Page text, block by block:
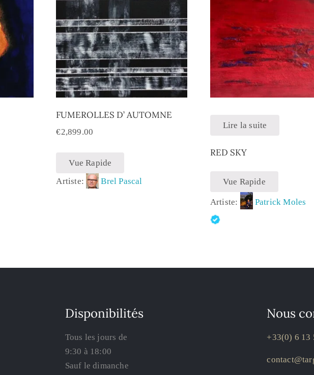
FUMEROLLES D’ AUTOMNE
€2,899.00
Vue Rapide
Artiste:
Brel Pascal
Lire la suite
RED SKY
Vue Rapide
Artiste: Patrick Moles
Disponibilités
Tous les jours de
9:30 à 18:00
Sauf le dimanche
Nous
+33(0) 6 13